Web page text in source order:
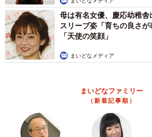
「いくらなんでも安すぎるやろw ヤフオ
を入金させればいいのに...」
など数々の驚きの声や情報提供が。
分から1月26日23時0分、入札期間が2月
していただきたい。
母は有名女優、慶応幼稚
スリーブ姿「育ちの良さが
「天使の笑顔」
まいどなメディア
まいどなファミリー
（新着記事順）